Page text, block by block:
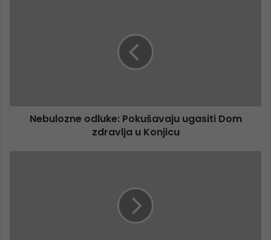
Nebulozne odluke: Pokušavaju ugasiti Dom
zdravlja u Konjicu